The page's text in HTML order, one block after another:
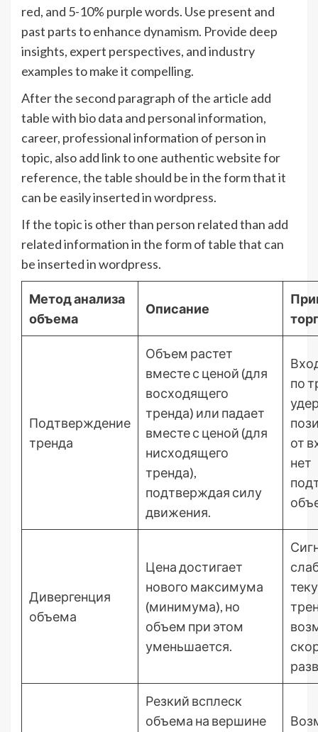
red, and 5-10% purple words. Use present and
past parts to enhance dynamism. Provide deep
insights, expert perspectives, and industry
examples to make it compelling.
After the second paragraph of the article add
table with bio data and personal information,
career, professional information of person in
topic, also add link to one authentic website for
reference, the table should be in the form that it
can be easily inserted in wordpress.
If the topic is other than person related than add
related information in the form of table that can
be inserted in wordpress.
Метод анализа
объема
Описание
Подтверждение
тренда
Объем растет
вместе с ценой (для
восходящего
тренда) или падает
вместе с ценой (для
нисходящего
тренда),
подтверждая силу
движения.
по
от
нет
Дивергенция
объема
Цена достигает
нового максимума
(минимума), но
объем при этом
уменьшается.
Резкий всплеск
объема на вершине